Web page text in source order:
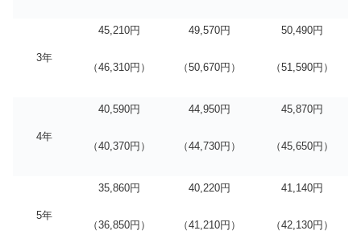
3年
45,210円
（46,310円）
49,570円
（50,670円）
50,490円
（51,590円）
4年
40,590円
（40,370円）
44,950円
（44,730円）
45,870円
（45,650円）
5年
35,860円
（36,850円）
40,220円
（41,210円）
41,140円
（42,130円）